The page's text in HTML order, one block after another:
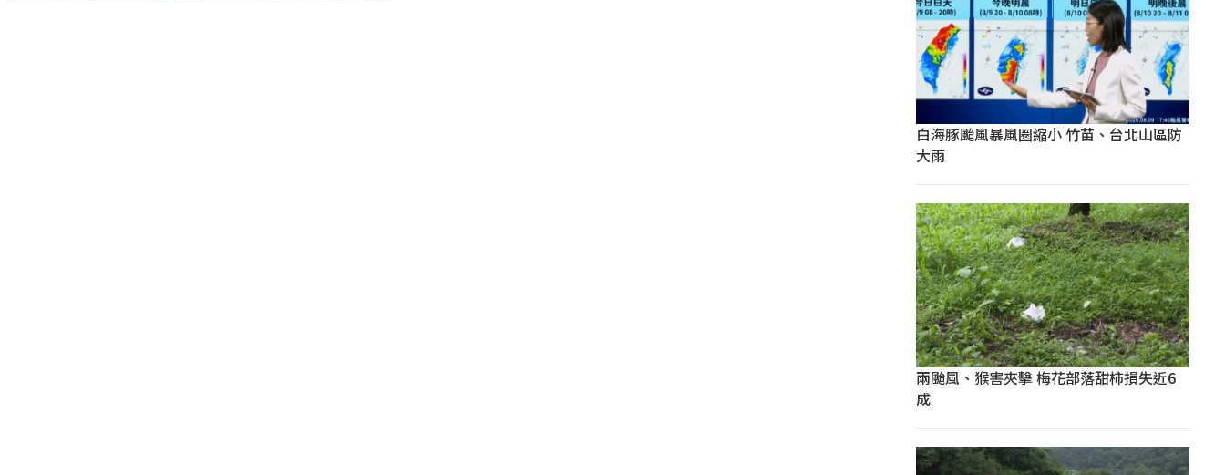
白海豚颱風暴風圈縮小 竹苗、台北山區防
大雨
兩颱風、猴害夾擊 梅花部落甜柿損失近6
成